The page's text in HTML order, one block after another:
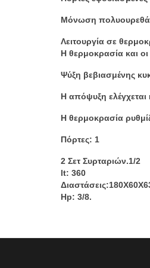
Μόνωση
Λειτουργία σε
Η θερμοκρασία και
Ψύξη βεβιασμένης
Η απόψυξη ελέγχεται
Η θερμοκρασία
Πόρτες: 1
2 Σετ Συρταριών.1/2
lt: 360
Hp: 3/8.